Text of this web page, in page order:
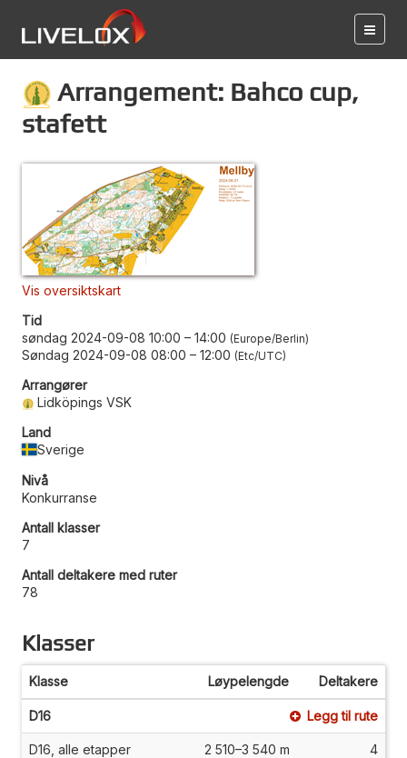
Arrangement: Bahco cup,
stafett
Vis oversiktskart
Tid
søndag 2024-09-08 10:00 – 14:00 Europe/Berlin
Søndag 2024-09-08 08:00 – 12:00 Etc/UTC
Arrangører
Lidköpings VSK
Land
Sverige
Nivå
Konkurranse
Antall klasser
7
Antall deltakere med ruter
78
Klasser
Klasse Løypelengde Deltakere
D16 Legg til rute
D16, alle etapper 2 510–3 540 m 4